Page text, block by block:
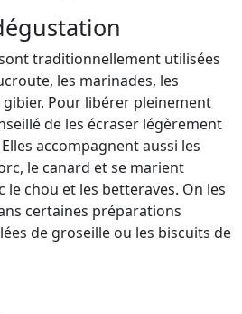
traditionnellement utilisées
les marinades, les
Pour libérer pleinement
de les écraser légèrement
accompagnent aussi les
le canard et se marient
le chou et les betteraves. On les
certaines préparations
de groseille ou les biscuits de